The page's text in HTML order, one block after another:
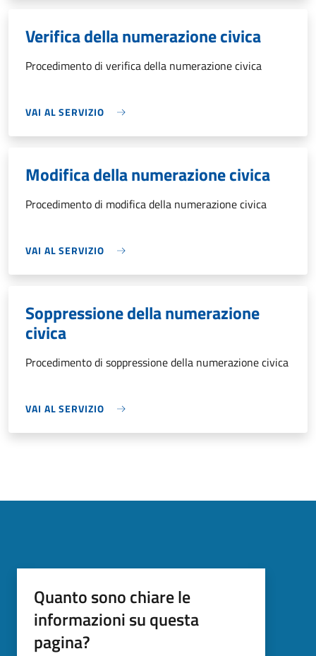
Verifica della numerazione civica
Procedimento di verifica della numerazione civica
VAI AL SERVIZIO
Modifica della numerazione civica
Procedimento di modifica della numerazione civica
VAI AL SERVIZIO
Soppressione della numerazione
civica
Procedimento di soppressione della numerazione civica
VAI AL SERVIZIO
Quanto sono chiare le
informazioni su questa
pagina?